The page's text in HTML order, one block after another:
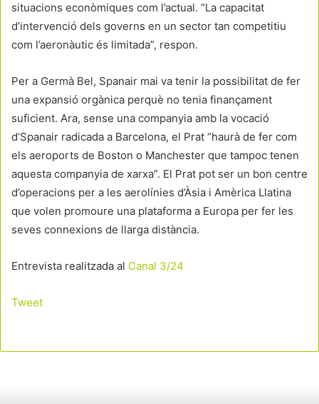
situacions econòmiques com l’actual. “La capacitat
d’intervenció dels governs en un sector tan competitiu
com l’aeronàutic és limitada”, respon.
Per a Germà Bel, Spanair mai va tenir la possibilitat de fer
una expansió orgànica perquè no tenia finançament
suficient. Ara, sense una companyia amb la vocació
d’Spanair radicada a Barcelona, el Prat “haurà de fer com
els aeroports de Boston o Manchester que tampoc tenen
aquesta companyia de xarxa”. El Prat pot ser un bon centre
d’operacions per a les aerolínies d’Àsia i Amèrica Llatina
que volen promoure una plataforma a Europa per fer les
seves connexions de llarga distància.
Entrevista realitzada al Canal 3/24
Tweet